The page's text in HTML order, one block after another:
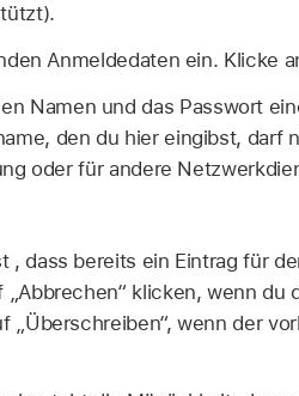
Anmeldedaten ein. Klicke
Namen und das Passwort
den du hier eingibst, darf
oder für andere
, dass bereits ein Eintrag für
klicken, wenn du
„Überschreiben“, wenn der